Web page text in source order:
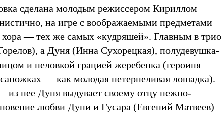
сделана молодым режиссером Кириллом
на игре с воображаемыми предметами
хора — тех же самых «кудряшей». Главным в трио
а Дуня (Инна Сухорецкая), полудевушка-
и неловкой грацией жеребенка (героиня
— как молодая нетерпеливая лошадка).
из нее Дуня выдувает своему отцу нежно-
любви Дуни и Гусара (Евгений Матвеев)